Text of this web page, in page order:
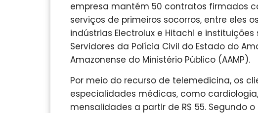
empresa mantém 50 contratos firmados
serviços de primeiros socorros, entre eles
indústrias Electrolux e Hitachi e
Servidores da Polícia Civil do Estado do
Amazonense do Ministério Público (AAMP).
Por meio do recurso de telemedicina, os
especialidades médicas, como
mensalidades a partir de R$ 55. Segundo